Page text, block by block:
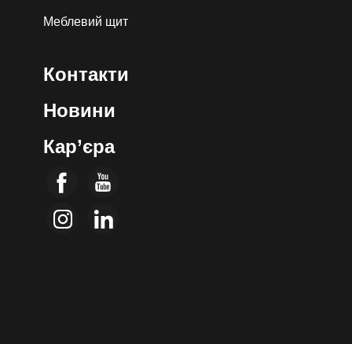
Меблевий щит
Контакти
Новини
Кар’єра